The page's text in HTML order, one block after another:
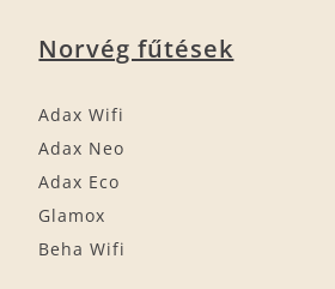
Norvég fűtések
Adax Wifi
Adax Neo
Adax Eco
Glamox
Beha Wifi